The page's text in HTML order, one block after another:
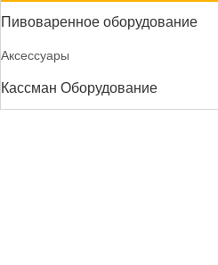
Пивоваренное оборудование
Аксессуары
Кассман Оборудование